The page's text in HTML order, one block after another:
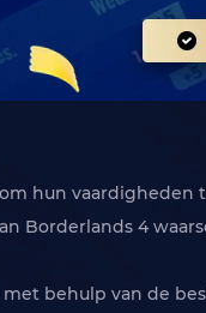
hun vaardigheden
Borderlands 4
behulp van de